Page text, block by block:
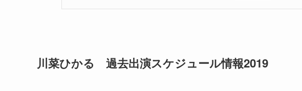
川菜ひかる 過去出演スケジュール情報2019